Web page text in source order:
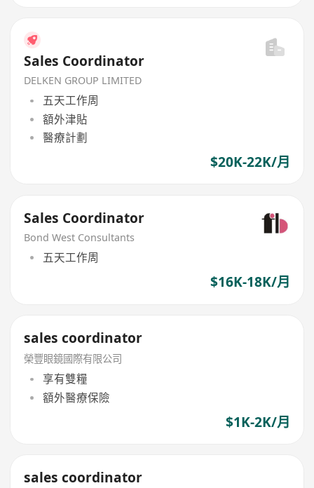
Sales Coordinator
DELKEN GROUP LIMITED
五天工作周
額外津貼
醫療計劃
$20K-22K/月
Sales Coordinator
Bond West Consultants
五天工作周
$16K-18K/月
sales coordinator
榮豐眼鏡國際有限公司
享有雙糧
額外醫療保險
$1K-2K/月
sales coordinator